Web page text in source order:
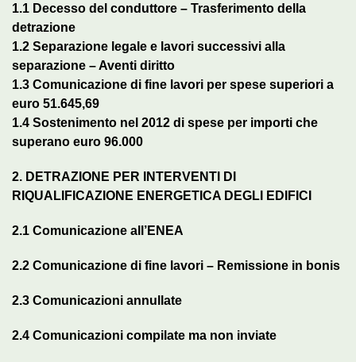
1.1 Decesso del conduttore – Trasferimento della
detrazione
1.2 Separazione legale e lavori successivi alla
separazione – Aventi diritto
1.3 Comunicazione di fine lavori per spese superiori a
euro 51.645,69
1.4 Sostenimento nel 2012 di spese per importi che
superano euro 96.000
2. DETRAZIONE PER INTERVENTI DI
RIQUALIFICAZIONE ENERGETICA DEGLI EDIFICI
2.1 Comunicazione all’ENEA
2.2 Comunicazione di fine lavori – Remissione in bonis
2.3 Comunicazioni annullate
2.4 Comunicazioni compilate ma non inviate